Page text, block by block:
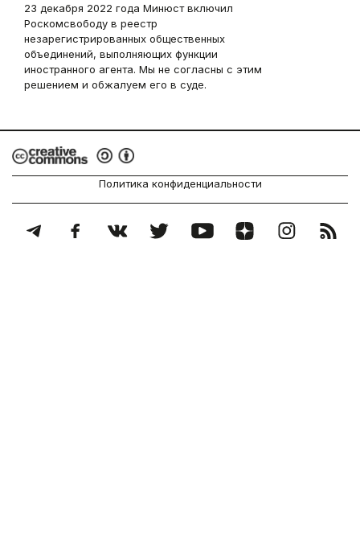
23 декабря 2022 года Минюст включил
Роскомсвободу в реестр
незарегистрированных общественных
объединений, выполняющих функции
иностранного агента. Мы не согласны с этим
решением и обжалуем его в суде.
Политика конфиденциальности